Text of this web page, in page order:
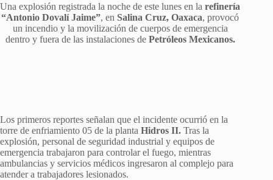
Una explosión registrada la noche de este lunes en larefinería
“Antonio Dovalí Jaime”, en Salina Cruz, Oaxaca, provocó
un incendio y la movilización de cuerpos de emergencia
dentro y fuera de las instalaciones de Petróleos Mexicanos.
Los primeros reportes señalan que el incidente ocurrió en la
torre de enfriamiento 05 de la planta Hidros II. Tras la
explosión, personal de seguridad industrial y equipos de
emergencia trabajaron para controlar el fuego, mientras
ambulancias y servicios médicos ingresaron al complejo para
atender a trabajadores lesionados.